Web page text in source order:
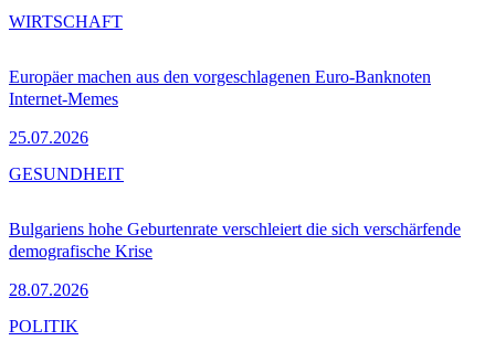
Europäer machen aus den vorgeschlagenen Euro-Banknoten
Internet-Memes
25.07.2026
WIRTSCHAFT
Bulgariens hohe Geburtenrate verschleiert die sich verschärfende
demografische Krise
28.07.2026
GESUNDHEIT
POLITIK